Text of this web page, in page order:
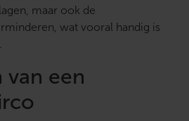
maar ook de
wat vooral handig is
van een